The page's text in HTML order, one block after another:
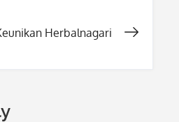
Herbalnagari